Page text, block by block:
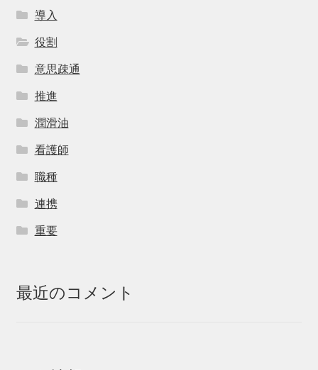
導入
役割
意思疎通
推進
潤滑油
看護師
職種
連携
重要
最近のコメント